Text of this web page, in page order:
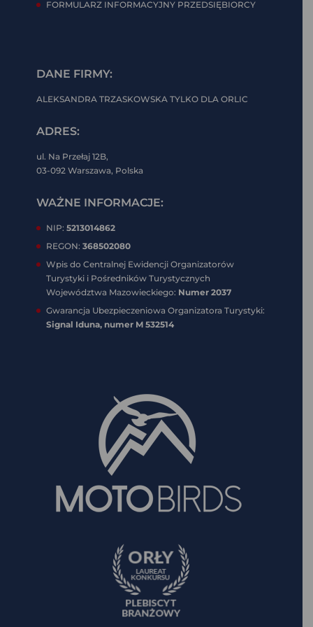
FORMULARZ INFORMACYJNY PRZEDSIĘBIORCY
DANE FIRMY:
ALEKSANDRA TRZASKOWSKA TYLKO DLA ORLIC
ADRES:
ul. Na Przełaj 12B,
03-092 Warszawa, Polska
WAŻNE INFORMACJE:
NIP: 5213014862
REGON: 368502080
Wpis do Centralnej Ewidencji Organizatorów
Turystyki i Pośredników Turystycznych
Województwa Mazowieckiego: Numer 2037
Gwarancja Ubezpieczeniowa Organizatora Turystyki:
Signal Iduna, numer M 532514